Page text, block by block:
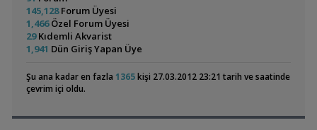
Panda Cory
Colombian Tetra 60x40x40 Walstad
Mangrow Üstü Anubiaslar(yeni), Cüce Cyrptocoryne
Melek Çift, Red Cap Oranda Japon
Mikro Kurt Kültürü, Kızılağaç Kozalağı
Akvaryumların İhtiyaçları
GETS34
L144longfin Mavi Göz Ve Siyah Tül Vatoz Çiftleri ertcavdar
10:27
Cyp. Microlepidotus Kiriza Yavru
145,128Forum Üyesi
1,466Özel Forum Üyesi
29Kıdemli Akvarist
1,941 Dün Giriş Yapan Üye
Şu ana kadar en fazla 1365kişi 27.03.2012 23:21 tarih ve saatinde
çevrim içi oldu.